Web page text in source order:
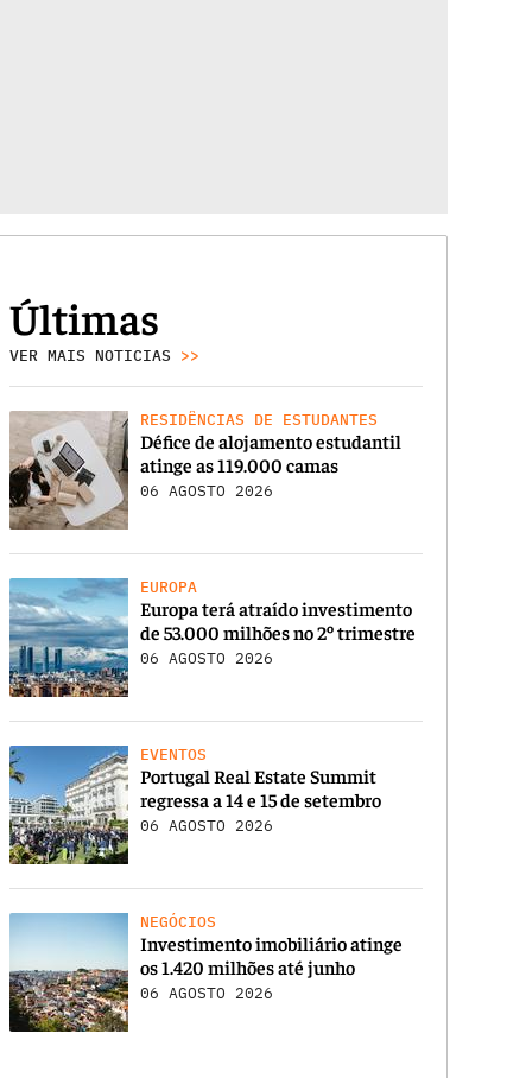
Últimas
VER MAIS NOTICIAS >>
RESIDÊNCIAS DE ESTUDANTES
Défice de alojamento estudantil
atinge as 119.000 camas
06 AGOSTO 2026
EUROPA
Europa terá atraído investimento
de 53.000 milhões no 2º trimestre
06 AGOSTO 2026
EVENTOS
Portugal Real Estate Summit
regressa a 14 e 15 de setembro
06 AGOSTO 2026
NEGÓCIOS
Investimento imobiliário atinge
os 1.420 milhões até junho
06 AGOSTO 2026